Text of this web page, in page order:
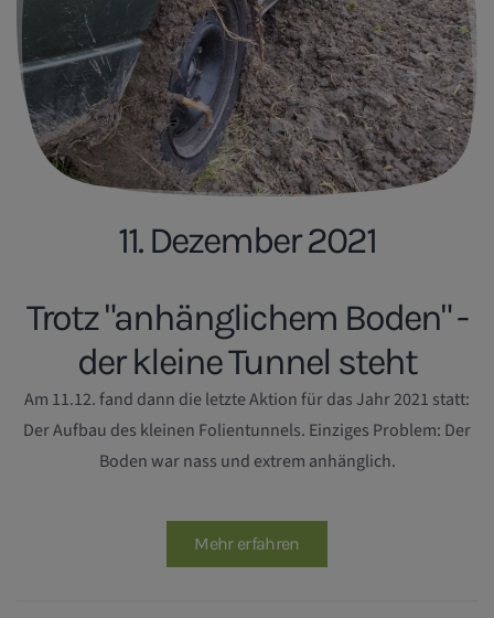
11. Dezember 2021
Trotz "anhänglichem Boden" -
der kleine Tunnel steht
Am 11.12. fand dann die letzte Aktion für das Jahr 2021 statt:
Der Aufbau des kleinen Folientunnels. Einziges Problem: Der
Boden war nass und extrem anhänglich.
Mehr erfahren